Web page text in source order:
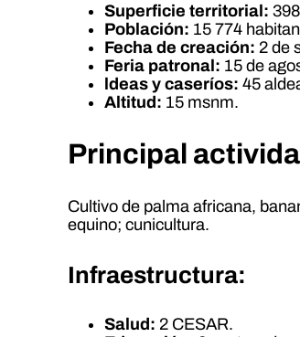
Superficie territorial:
Población: 15 774
Fecha de creación: 2 de
Feria patronal: 15 de
ldeas y caseríos: 45
Altitud: 15 msnm.
Principal
Cultivo de palma africana,
equino; cunicultura.
Infraestructura:
Salud: 2 CESAR.